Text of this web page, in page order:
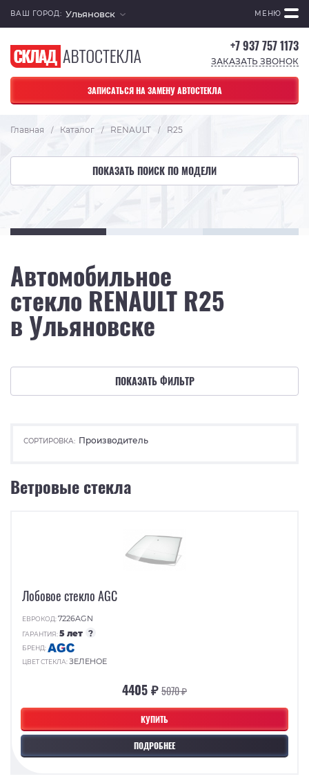
ВАШ ГОРОД: Ульяновск МЕНЮ
+7 937 757 1173
ЗАКАЗАТЬ ЗВОНОК
ЗАПИСАТЬСЯ НА ЗАМЕНУ АВТОСТЕКЛА
Главная / Каталог / RENAULT / R25
ПОКАЗАТЬ ПОИСК ПО МОДЕЛИ
Автомобильное
стекло RENAULT R25
в Ульяновске
ПОКАЗАТЬ ФИЛЬТР
СОРТИРОВКА: Производитель
Ветровые стекла
КУПИТЬ
ПОДРОБНЕЕ
Лобовое стекло AGC
ЕВРОКОД:7226AGN
ГАРАНТИЯ:5 лет ?
БРЕНД:
ЦВЕТ СТЕКЛА:ЗЕЛЕНОЕ
4405 ₽5070 ₽